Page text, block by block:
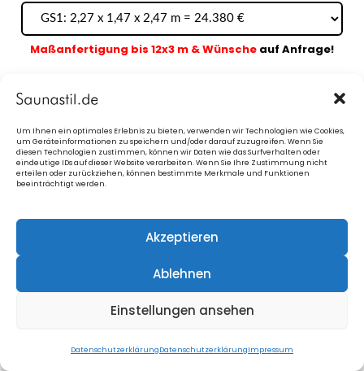
Um Ihnen ein optimales Erlebnis zu bieten, verwenden wir Technologien wie Cookies,
um Geräteinformationen zu speichern und/oder darauf zuzugreifen. Wenn Sie
diesen Technologien zustimmen, können wir Daten wie das Surfverhalten oder
eindeutige IDs auf dieser Website verarbeiten. Wenn Sie Ihre Zustimmung nicht
erteilen oder zurückziehen, können bestimmte Merkmale und Funktionen
beeinträchtigt werden.
Akzeptieren
Ablehnen
Einstellungen ansehen
DatenschutzerklärungDatenschutzerklärungImpressum
Maßanfertigung bis 12x3 m & Wünsche auf Anfrage!
2. Fassadenverkleidungfürs Design
Blaue Info-Kästchenanklicken= Bilder